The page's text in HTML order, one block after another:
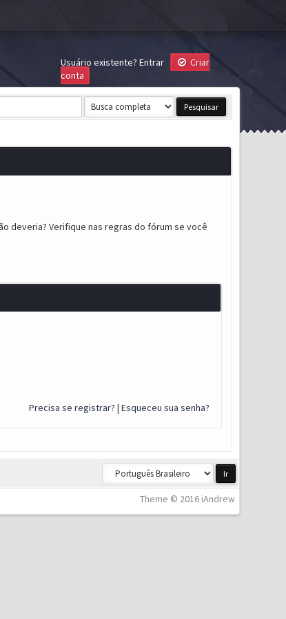
Usuário existente? Entrar
Criar
conta
deveria? Verifique nas regras do fórum se você
Precisa se registrar? | Esqueceu sua senha?
Theme © 2016 iAndrew